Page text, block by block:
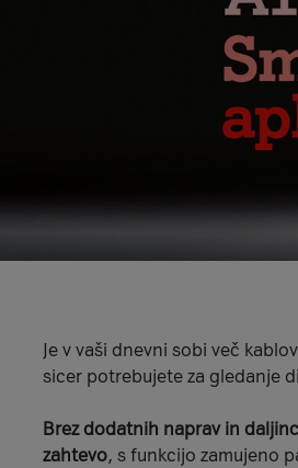
Je v vaši dnevni sobi več
sicer potrebujete za gledanje
Brez dodatnih naprav in
zahtevo, s funkcijo zamujeno